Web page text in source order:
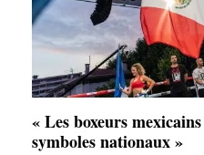
« Les boxeurs
symboles nationaux »